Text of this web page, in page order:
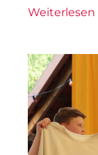
Weiterlesen